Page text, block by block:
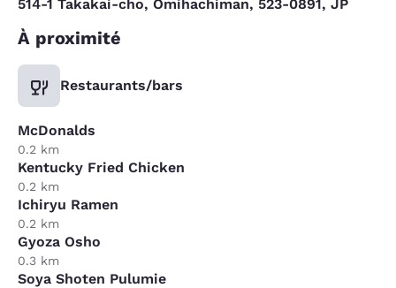
514-1 Takakai-cho, Omihachiman, 523-0891, JP
À proximité
Restaurants/bars
McDonalds
0.2 km
Kentucky Fried Chicken
0.2 km
Ichiryu Ramen
0.2 km
Gyoza Osho
0.3 km
Soya Shoten Pulumie